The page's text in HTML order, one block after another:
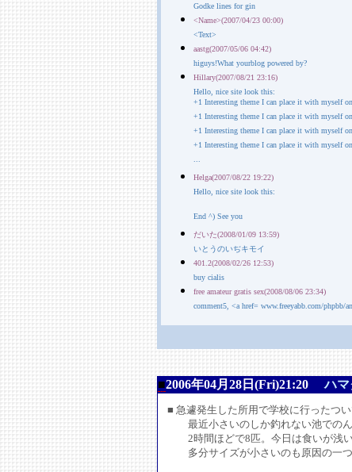
Godke lines for gin
<Name>(2007/04/23 00:00)
<Text>
aastg(2007/05/06 04:42)
higuys!What yourblog powered by?
Hillary(2007/08/21 23:16)
Hello, nice site look this:
+1 Interesting theme I can place it with myself
+1 Interesting theme I can place it with myself
+1 Interesting theme I can place it with myself
+1 Interesting theme I can place it with myself
...
Helga(2007/08/22 19:22)
Hello, nice site look this:
End ^) See you
だいた(2008/01/09 13:59)
いとうのいぢキモイ
401.2(2008/02/26 12:53)
buy cialis
free amateur gratis sex(2008/08/06 23:34)
comment5, <a href= www.freeyabb.com/phpbb/
■2006年04月28日(Fri)21:20 ハマ
■ 急遽発生した所用で学校に行ったつい
最近小さいのしか釣れない池でのん
2時間ほどで8匹。今日は食いが浅
多分サイズが小さいのも原因の一つ